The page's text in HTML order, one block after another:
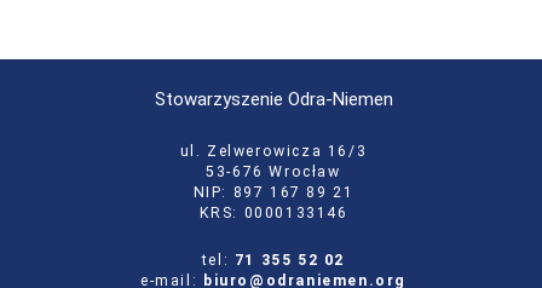
Stowarzyszenie Odra-Niemen
ul. Zelwerowicza 16/3
53-676 Wrocław
NIP: 897 167 89 21
KRS: 0000133146
tel: 71 355 52 02
e-mail:
biuro@odraniemen.org